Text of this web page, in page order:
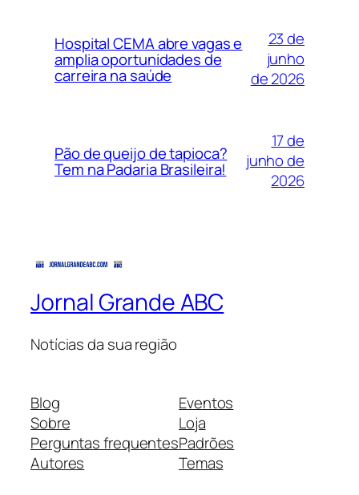
Hospital CEMA abre vagas e
amplia oportunidades de
carreira na saúde
23 de
junho
de 2026
Pão de queijo de tapioca?
Tem na Padaria Brasileira!
17 de
junho de
2026
Jornal Grande ABC
Notícias da sua região
Blog
Sobre
Perguntas frequentes
Autores
Eventos
Loja
Padrões
Temas